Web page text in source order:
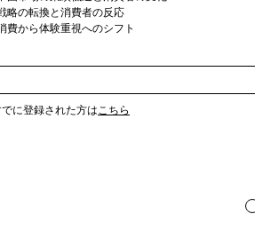
略の転換と消費者の反応
費から体験重視へのシフト
に登録された方は こちら